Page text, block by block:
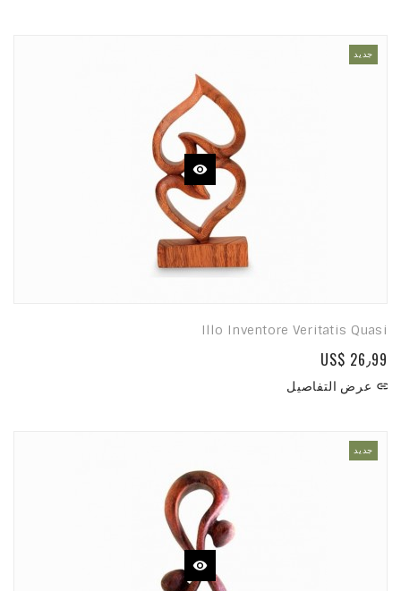
جديد
Illo Inventore Veritatis Quasi
US$ 26٫99
 عرض التفاصيل
جديد